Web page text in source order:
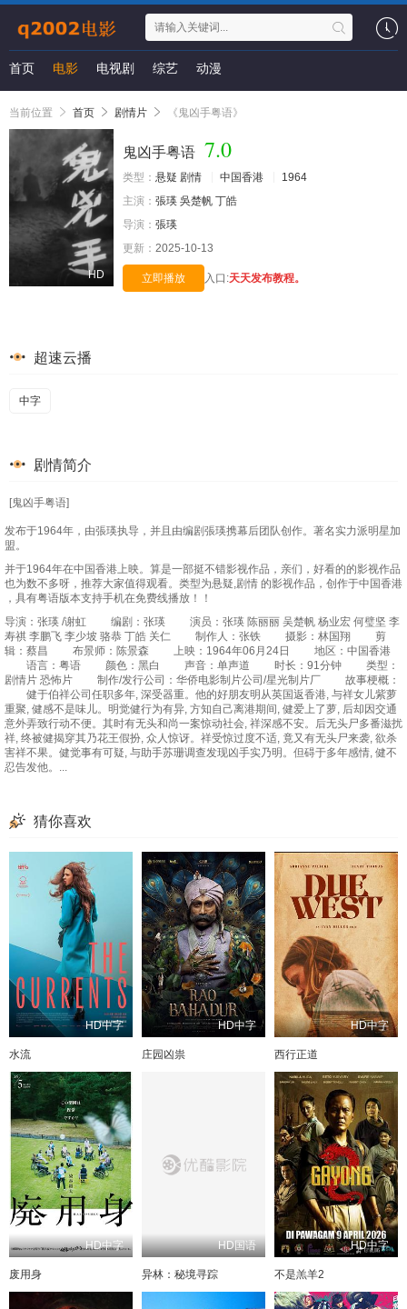
首页 电影 电视剧 综艺 动漫
当前位置 首页 剧情片 《鬼凶手粤语》
HD
鬼凶手粤语 7.0
类型： 悬疑 剧情 中国香港
1964
主演： 張瑛 吳楚帆 丁皓
导演： 張瑛
更新： 2025-10-13
立即播放 入口:天天发布教程。
超速云播
中字
剧情简介
[鬼凶手粤语]
发布于1964年，由張瑛执导，并且由编剧張瑛携幕后团队创作。著名实力派明星加
盟。
并于1964年在中国香港上映。算是一部挺不错影视作品，亲们，好看的的影视作品
也为数不多呀，推荐大家值得观看。类型为悬疑,剧情 的影视作品，创作于中国香港
，具有粤语版本支持手机在免费线播放！！
导演：张瑛 /谢虹 编剧：张瑛 演员：张瑛 陈丽丽 吴楚帆 杨业宏 何璧坚 李
寿祺 李鹏飞 李少坡 骆恭 丁皓 关仁 制作人：张铁 摄影：林国翔 剪
辑：蔡昌 布景师：陈景森 上映：1964年06月24日 地区：中国香港
语言：粤语 颜色：黑白 声音：单声道 时长：91分钟 类型：
剧情片 恐怖片 制作/发行公司：华侨电影制片公司/星光制片厂 故事梗概：
健于伯祥公司任职多年, 深受器重。他的好朋友明从英国返香港, 与祥女儿紫萝
重聚, 健感不是味儿。明觉健行为有异, 方知自己离港期间, 健爱上了萝, 后却因交通
意外弄致行动不便。其时有无头和尚一案惊动社会, 祥深感不安。后无头尸多番滋扰
祥, 终被健揭穿其乃花王假扮, 众人惊讶。祥受惊过度不适, 竟又有无头尸来袭, 欲杀
害祥不果。健觉事有可疑, 与助手苏珊调查发现凶手实乃明。但碍于多年感情, 健不
忍告发他。...
猜你喜欢
HD中字
水流
HD中字
庄园凶祟
HD中字
西行正道
HD中字
废用身
HD国语
异林：秘境寻踪
HD中字
不是羔羊2